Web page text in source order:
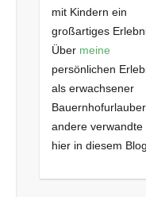
mit Kindern ein
großartiges
Über meine
persönlichen
als erwachsener
andere
hier in diesem Blog.